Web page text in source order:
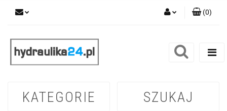
Zarejestruj się
(0)
KATEGORIE SZUKAJ